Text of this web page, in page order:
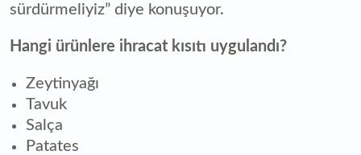
sürdürmeliyiz” diye konuşuyor.
Hangi ürünlere ihracat kısıtı uygulandı?
Zeytinyağı
Tavuk
Salça
Patates